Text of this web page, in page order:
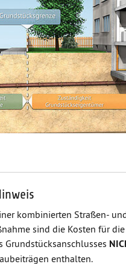
kombinierten Straßen-
sind die Kosten für die
Grundstücksanschlusses
enthalten.